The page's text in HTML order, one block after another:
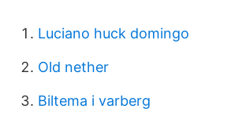
Luciano huck domingo
Old nether
Biltema i varberg